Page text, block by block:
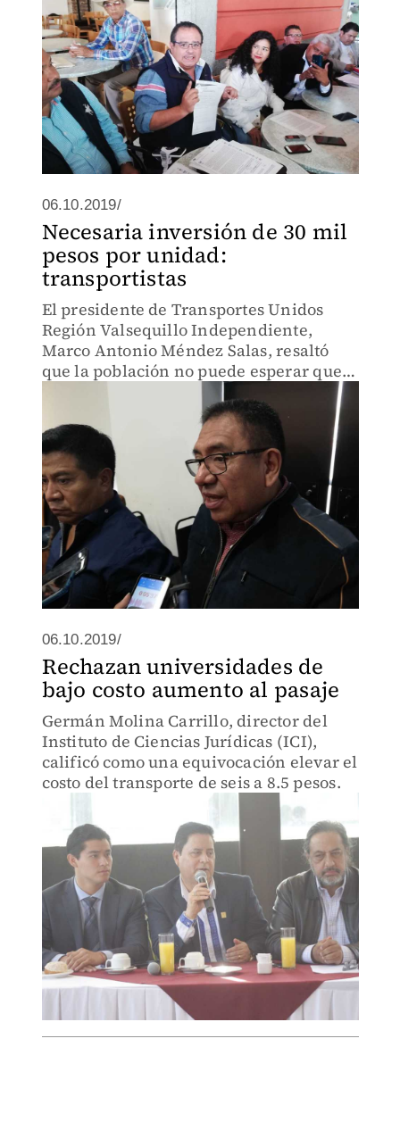
06.10.2019/
Necesaria inversión de 30 mil
pesos por unidad:
transportistas
El presidente de Transportes Unidos
Región Valsequillo Independiente,
Marco Antonio Méndez Salas, resaltó
que la población no puede esperar que
mejore el servicio de forma inmediata
06.10.2019/
Rechazan universidades de
bajo costo aumento al pasaje
Germán Molina Carrillo, director del
Instituto de Ciencias Jurídicas (ICI),
calificó como una equivocación elevar el
costo del transporte de seis a 8.5 pesos.